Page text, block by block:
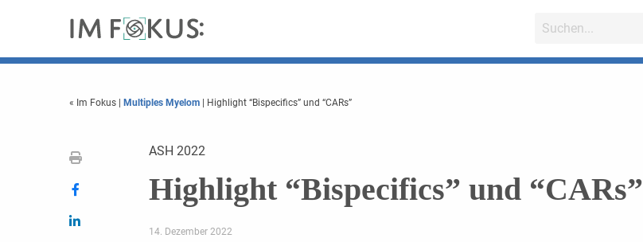
« Im Fokus Multiples Myelom | Highlight “Bispecifics” und “CARs”
ASH 2022
Highlight “Bispecifics” und “CARs”
14. Dezember 2022